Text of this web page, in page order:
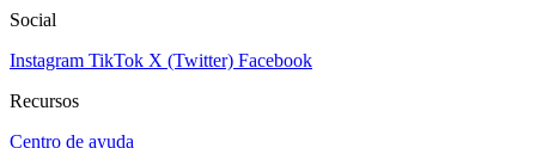
Social
Instagram TikTok X (Twitter) Facebook
Recursos
Centro de ayuda